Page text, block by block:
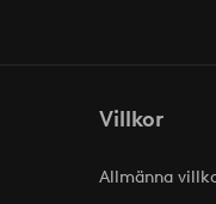
Villkor
Allmänna